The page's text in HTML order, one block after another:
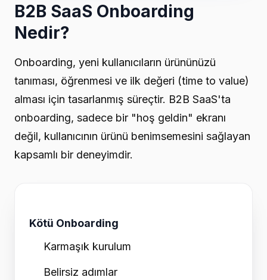
B2B SaaS Onboarding
Nedir?
Onboarding, yeni kullanıcıların ürününüzü
tanıması, öğrenmesi ve ilk değeri (time to value)
alması için tasarlanmış süreçtir. B2B SaaS'ta
onboarding, sadece bir "hoş geldin" ekranı
değil, kullanıcının ürünü benimsemesini sağlayan
kapsamlı bir deneyimdir.
Kötü Onboarding
Karmaşık kurulum
Belirsiz adımlar